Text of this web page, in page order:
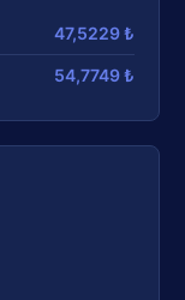
47,5229 ₺
54,7749 ₺